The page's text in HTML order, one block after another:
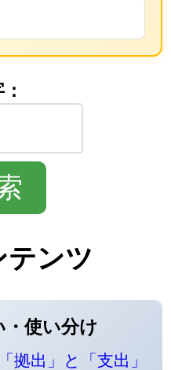
ンツ
使い分け
「拠出」と「支出」